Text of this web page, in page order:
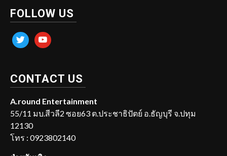
FOLLOW US
twitter youtube
CONTACT US
A.round Entertainment
55/11 มบ.สีวลี2 ซอย63 ต.ประชาธิปัตย์ อ.ธัญบุรี จ.ปทุม
12130
โทร : 0923802140